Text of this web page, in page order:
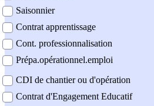
Saisonnier
Contrat apprentissage
Cont. professionnalisation
Prépa.opérationnel.emploi
CDI de chantier ou d'opération
Contrat d'Engagement Educatif